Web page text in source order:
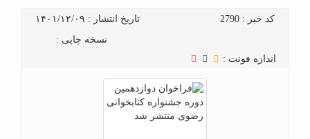
کد خبر : 2790
تاریخ انتشار : ۱۴۰۱/۱۲/۰۹
نسخه چاپی :
اندازه فونت :